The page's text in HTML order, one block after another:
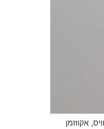
אקווזמן